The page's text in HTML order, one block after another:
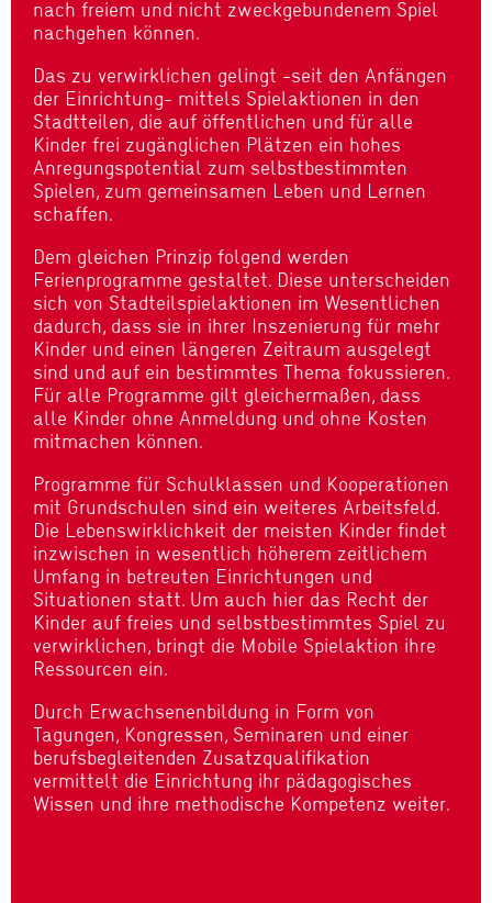
nach freiem und nicht zweckgebundenem Spiel
nachgehen können.
Das zu verwirklichen gelingt -seit den Anfängen
der Einrichtung- mittels Spielaktionen in den
Stadtteilen, die auf öffentlichen und für alle
Kinder frei zugänglichen Plätzen ein hohes
Anregungspotential zum selbstbestimmten
Spielen, zum gemeinsamen Leben und Lernen
schaffen.
Dem gleichen Prinzip folgend werden
Ferienprogramme gestaltet. Diese unterscheiden
sich von Stadteilspielaktionen im Wesentlichen
dadurch, dass sie in ihrer Inszenierung für mehr
Kinder und einen längeren Zeitraum ausgelegt
sind und auf ein bestimmtes Thema fokussieren.
Für alle Programme gilt gleichermaßen, dass
alle Kinder ohne Anmeldung und ohne Kosten
mitmachen können.
Programme für Schulklassen und Kooperationen
mit Grundschulen sind ein weiteres Arbeitsfeld.
Die Lebenswirklichkeit der meisten Kinder findet
inzwischen in wesentlich höherem zeitlichem
Umfang in betreuten Einrichtungen und
Situationen statt. Um auch hier das Recht der
Kinder auf freies und selbstbestimmtes Spiel zu
verwirklichen, bringt die Mobile Spielaktion ihre
Ressourcen ein.
Durch Erwachsenenbildung in Form von
Tagungen, Kongressen, Seminaren und einer
berufsbegleitenden Zusatzqualifikation
vermittelt die Einrichtung ihr pädagogisches
Wissen und ihre methodische Kompetenz weiter.